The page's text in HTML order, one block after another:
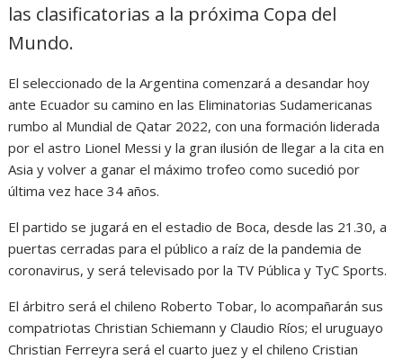
las clasificatorias a la próxima Copa del
Mundo.
El seleccionado de la Argentina comenzará a desandar hoy
ante Ecuador su camino en las Eliminatorias Sudamericanas
rumbo al Mundial de Qatar 2022, con una formación liderada
por el astro Lionel Messi y la gran ilusión de llegar a la cita en
Asia y volver a ganar el máximo trofeo como sucedió por
última vez hace 34 años.
El partido se jugará en el estadio de Boca, desde las 21.30, a
puertas cerradas para el público a raíz de la pandemia de
coronavirus, y será televisado por la TV Pública y TyC Sports.
El árbitro será el chileno Roberto Tobar, lo acompañarán sus
compatriotas Christian Schiemann y Claudio Ríos; el uruguayo
Christian Ferreyra será el cuarto juez y el chileno Cristian